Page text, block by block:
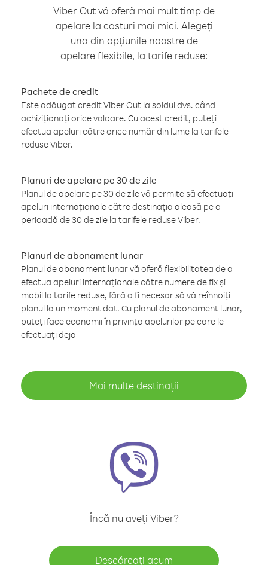
Viber Out vă oferă mai mult timp de
apelare la costuri mai mici. Alegeți
una din opțiunile noastre de
apelare flexibile, la tarife reduse:
Pachete de credit
Este adăugat credit Viber Out la soldul dvs. când
achiziționați orice valoare. Cu acest credit, puteți
efectua apeluri către orice număr din lume la tarifele
reduse Viber.
Planuri de apelare pe 30 de zile
Planul de apelare pe 30 de zile vă permite să efectuați
apeluri internaționale către destinația aleasă pe o
perioadă de 30 de zile la tarifele reduse Viber.
Planuri de abonament lunar
Planul de abonament lunar vă oferă flexibilitatea de a
efectua apeluri internaționale către numere de fix și
mobil la tarife reduse, fără a fi necesar să vă reînnoiți
planul la un moment dat. Cu planul de abonament lunar,
puteți face economii în privința apelurilor pe care le
efectuați deja
Mai multe destinații
Încă nu aveți Viber?
Descărcați acum